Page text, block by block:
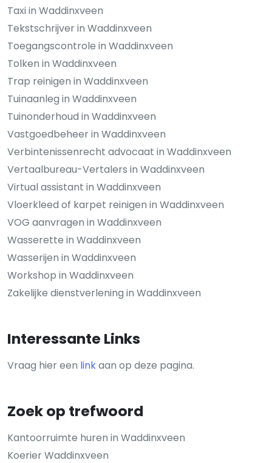
Taxi in Waddinxveen
Tekstschrijver in Waddinxveen
Toegangscontrole in Waddinxveen
Tolken in Waddinxveen
Trap reinigen in Waddinxveen
Tuinaanleg in Waddinxveen
Tuinonderhoud in Waddinxveen
Vastgoedbeheer in Waddinxveen
Verbintenissenrecht advocaat in Waddinxveen
Vertaalbureau-Vertalers in Waddinxveen
Virtual assistant in Waddinxveen
Vloerkleed of karpet reinigen in Waddinxveen
VOG aanvragen in Waddinxveen
Wasserette in Waddinxveen
Wasserijen in Waddinxveen
Workshop in Waddinxveen
Zakelijke dienstverlening in Waddinxveen
Interessante Links
Vraag hier een linkaan op deze pagina.
Zoek op trefwoord
Kantoorruimte huren in Waddinxveen
Koerier Waddinxveen